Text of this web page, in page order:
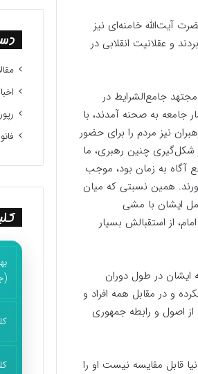
آیت‌الله خامنه‌ای نیز
و عقلانیت انقلابی در
جامع‌الشرایط در
جامعه به صحنه آمدند، با
نیز مردم را برای حضور
شکل‌گیری چنین رهبری، ما
آگاه به زمان بود، موجب
همین نسبتی که میان
ایشان با مشی
از استقبالش بسیار
ایشان در طول دوران
و در مقابل همه افراد و
از اصول و رابطه جمهوری
قابل مقایسه نیست او را